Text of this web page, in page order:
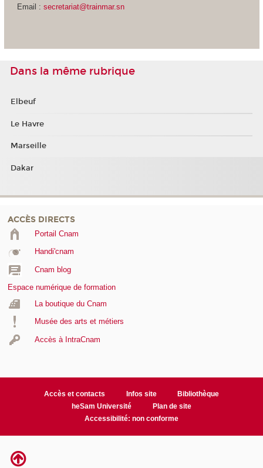
Email : secretariat@trainmar.sn
Dans la même rubrique
Elbeuf
Le Havre
Marseille
Dakar
ACCÈS DIRECTS
Portail Cnam
Handi'cnam
Cnam blog
Espace numérique de formation
La boutique du Cnam
Musée des arts et métiers
Accès à IntraCnam
Accès et contacts Infos site
Bibliothèque
heSam Université
Plan de site
Accessibilité: non conforme